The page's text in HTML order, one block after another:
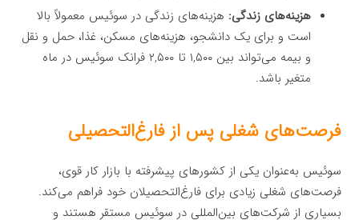
هزینه‌های زندگی: هزینه‌های زندگی در سوئیس معمولاً بالا
است و برای یک دانشجو، هزینه‌های مسکن، غذا، حمل و نقل
و بیمه می‌تواند بین ۱,۵۰۰ تا ۲,۵۰۰ فرانک سوئیس در ماه
متغیر باشد.
فرصت‌های شغلی پس از فارغ‌التحصیلی
سوئیس به‌عنوان یکی از کشورهای پیشرفته با بازار کار قوی،
فرصت‌های شغلی زیادی برای فارغ‌التحصیلان خود فراهم می‌کند.
بسیاری از شرکت‌های بین‌المللی در سوئیس مستقر هستند و